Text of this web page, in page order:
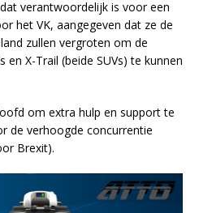
verantwoordelijk is voor een
het VK, aangegeven dat ze de
zullen vergroten om de
en X-Trail (beide SUVs) te kunnen
om extra hulp en support te
de verhoogde concurrentie
Brexit).